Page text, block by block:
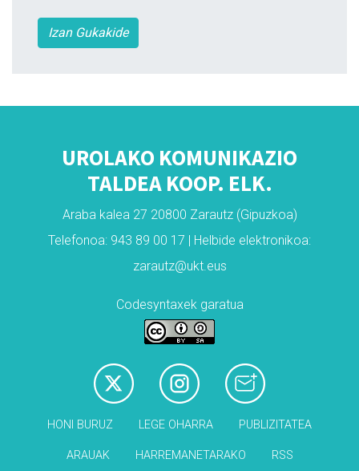
Izan Gukakide
UROLAKO KOMUNIKAZIO
TALDEA KOOP. ELK.
Araba kalea 27 20800 Zarautz (Gipuzkoa)
Telefonoa: 943 89 00 17 | Helbide elektronikoa:
zarautz@ukt.eus
Codesyntaxek garatua
HONI BURUZ LEGE OHARRA PUBLIZITATEA
ARAUAK HARREMANETARAKO RSS